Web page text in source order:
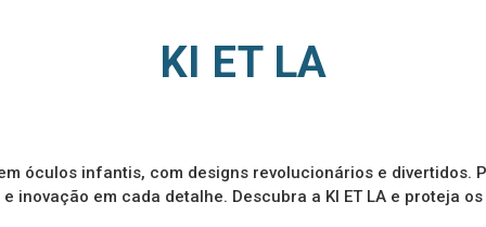
KI ET LA
óculos infantis, com designs revolucionários e divertidos.
em cada detalhe. Descubra a KI ET LA e proteja